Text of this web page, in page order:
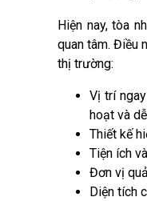
Hiện nay, tòa
quan tâm. Điều
thị trường:
Vị trí
hoạt và
Thiết kế
Tiện ích
Đơn vị
Diện tích